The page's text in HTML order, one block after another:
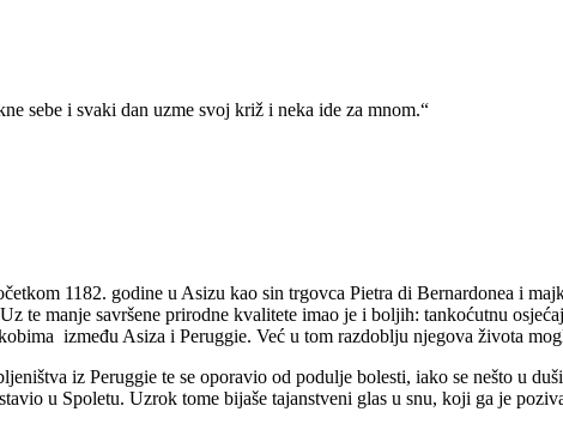
sebe i svaki dan uzme svoj križ i neka ide za mnom.“
1182. godine u Asizu kao sin trgovca Pietra di Bernardonea i
te manje savršene prirodne kvalitete imao je i boljih: tankoćutnu
između Asiza i Peruggie. Već u tom razdoblju njegova života
iz Peruggie te se oporavio od podulje bolesti, iako se nešto u
u Spoletu. Uzrok tome bijaše tajanstveni glas u snu, koji ga je